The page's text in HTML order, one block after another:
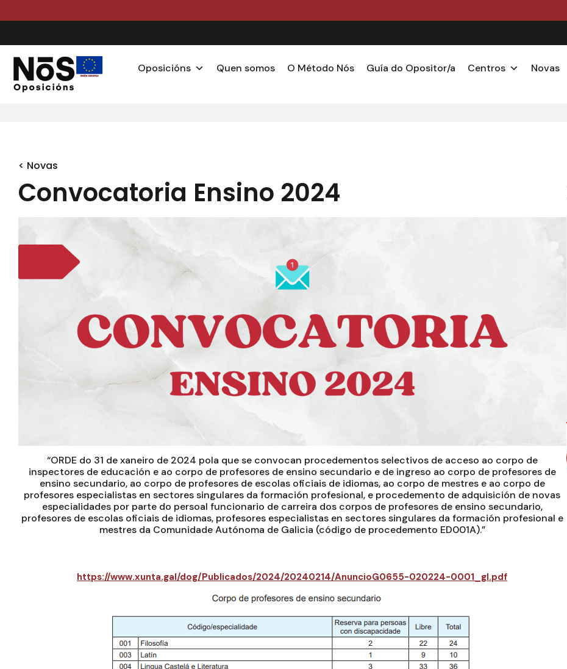
Oposicións Quen somos O Método Nós Guía do Opositor/a Centros Novas
< Novas
Convocatoria Ensino 2024
“ORDE do 31 de xaneiro de 2024 pola que se convocan procedementos selectivos de acceso ao corpo de
inspectores de educación e ao corpo de profesores de ensino secundario e de ingreso ao corpo de profesores de
ensino secundario, ao corpo de profesores de escolas oficiais de idiomas, ao corpo de mestres e ao corpo de
profesores especialistas en sectores singulares da formación profesional, e procedemento de adquisición de novas
especialidades por parte do persoal funcionario de carreira dos corpos de profesores de ensino secundario,
profesores de escolas oficiais de idiomas, profesores especialistas en sectores singulares da formación profesional e
mestres da Comunidade Autónoma de Galicia (código de procedemento ED001A).”
https://www.xunta.gal/dog/Publicados/2024/20240214/AnuncioG0655-020224-0001_gl.pdf